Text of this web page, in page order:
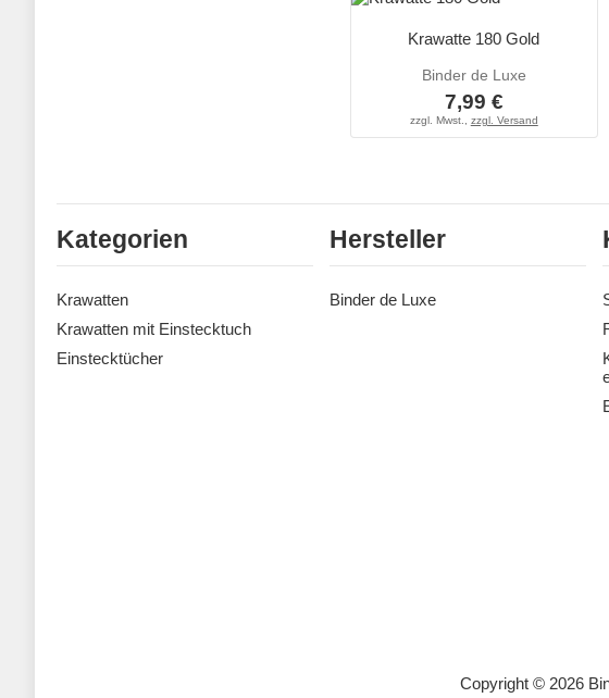
Krawatte 180 Gold
Binder de Luxe
7,99 €
zzgl. Mwst., zzgl. Versand
Kategorien
Krawatten
Krawatten mit Einstecktuch
Einstecktücher
Hersteller
Binder de Luxe
Copyright © 2026